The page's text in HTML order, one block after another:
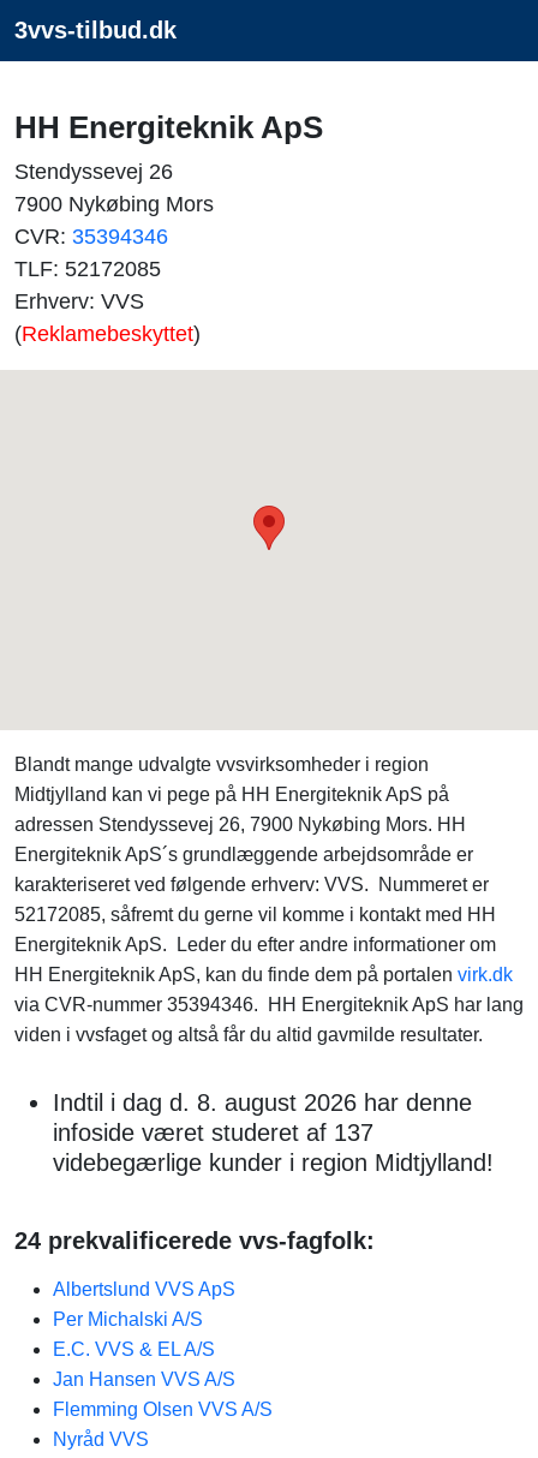
3vvs-tilbud.dk
HH Energiteknik ApS
Stendyssevej 26
7900 Nykøbing Mors
CVR: 35394346
TLF: 52172085
Erhverv: VVS
(Reklamebeskyttet)
Blandt mange udvalgte vvsvirksomheder i region
Midtjylland kan vi pege på HH Energiteknik ApS på
adressen Stendyssevej 26, 7900 Nykøbing Mors. HH
Energiteknik ApS´s grundlæggende arbejdsområde er
karakteriseret ved følgende erhverv: VVS. Nummeret er
52172085, såfremt du gerne vil komme i kontakt med HH
Energiteknik ApS. Leder du efter andre informationer om
HH Energiteknik ApS, kan du finde dem på portalen virk.dk
via CVR-nummer 35394346. HH Energiteknik ApS har lang
viden i vvsfaget og altså får du altid gavmilde resultater.
Indtil i dag d. 8. august 2026 har denne
infoside været studeret af 137
videbegærlige kunder i region Midtjylland!
24 prekvalificerede vvs-fagfolk:
Albertslund VVS ApS
Per Michalski A/S
E.C. VVS & EL A/S
Jan Hansen VVS A/S
Flemming Olsen VVS A/S
Nyråd VVS​